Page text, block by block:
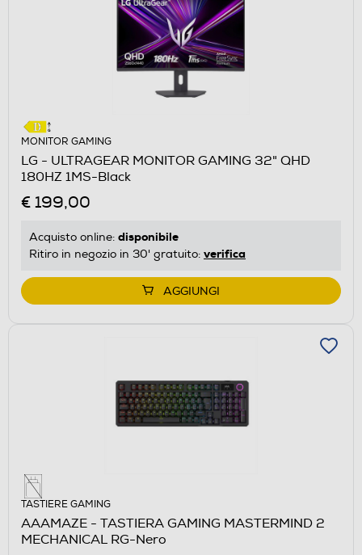
MONITOR GAMING
LG - ULTRAGEAR MONITOR GAMING 32" QHD
180HZ 1MS-Black
€ 199,00
Acquisto online: disponibile
Ritiro in negozio in 30' gratuito: verifica
AGGIUNGI
TASTIERE GAMING
AAAMAZE - TASTIERA GAMING MASTERMIND 2
MECHANICAL RG-Nero